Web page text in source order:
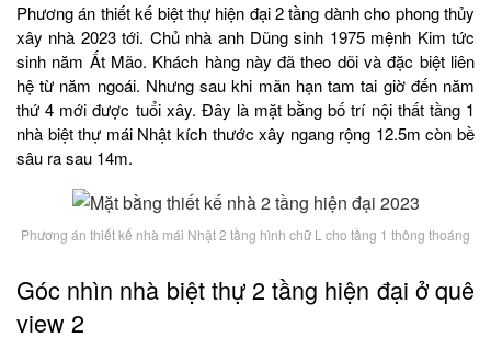
Phương án thiết kế biệt thự hiện đại 2 tầng dành cho phong thủy
xây nhà 2023 tới. Chủ nhà anh Dũng sinh 1975 mệnh Kim tức
sinh năm Ất Mão. Khách hàng này đã theo dõi và đặc biệt liên
hệ từ năm ngoái. Nhưng sau khi mãn hạn tam tai giờ đến năm
thứ 4 mới được tuổi xây. Đây là mặt bằng bố trí nội thất tầng 1
nhà biệt thự mái Nhật kích thước xây ngang rộng 12.5m còn bề
sâu ra sau 14m.
Phương án thiết kế nhà mái Nhật 2 tầng hình chữ L cho tầng 1 thông thoáng
Góc nhìn nhà biệt thự 2 tầng hiện đại ở quê
view 2